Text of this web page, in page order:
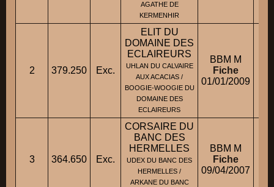
AGATHE DE
KERMENHIR
2 379.250 Exc.
ELIT DU
DOMAINE DES
ECLAIREURS
UHLAN DU CALVAIRE
AUX ACACIAS /
BOOGIE-WOOGIE DU
DOMAINE DES
ECLAIREURS
BBM M
Fiche
01/01/2009
3 364.650 Exc.
CORSAIRE DU
BANC DES
HERMELLES
UDEX DU BANC DES
HERMELLES /
ARKANE DU BANC
BBM M
Fiche
09/04/2007